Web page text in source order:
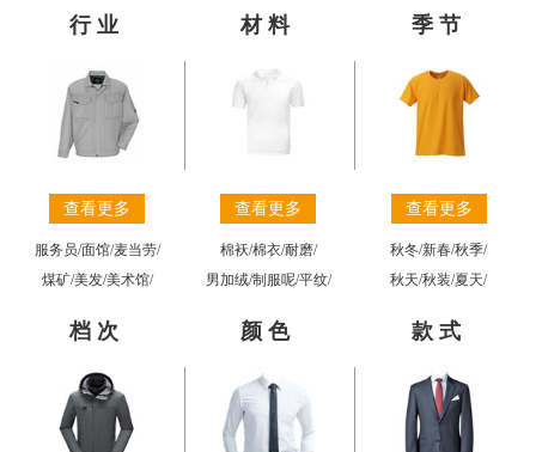
行业
查看更多
服务员/面馆/麦当劳/
煤矿/美发/美术馆/
材料
查看更多
棉袄/棉衣/耐磨/
男加绒/制服呢/平纹/
季节
查看更多
秋冬/新春/秋季/
秋天/秋装/夏天/
档次 颜色 款式